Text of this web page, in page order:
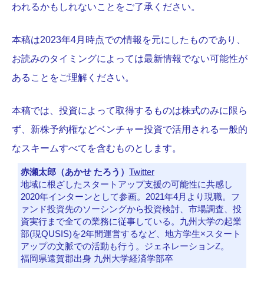
われるかもしれないことをご了承ください。
本稿は2023年4月時点での情報を元にしたものであり、
お読みのタイミングによっては最新情報でない可能性が
あることをご理解ください。
本稿では、投資によって取得するものは株式のみに限ら
ず、新株予約権などベンチャー投資で活用される一般的
なスキームすべてを含むものとします。
赤瀬太郎（あかせ たろう） Twitter
地域に根ざしたスタートアップ支援の可能性に共感し
2020年インターンとして参画。2021年4月より現職。フ
ァンド投資先のソーシングから投資検討、市場調査、投
資実行まで全ての業務に従事している。九州大学の起業
部(現QUSIS)を2年間運営するなど、地方学生×スタート
アップの文脈での活動も行う。ジェネレーションZ。
福岡県遠賀郡出身 九州大学経済学部卒